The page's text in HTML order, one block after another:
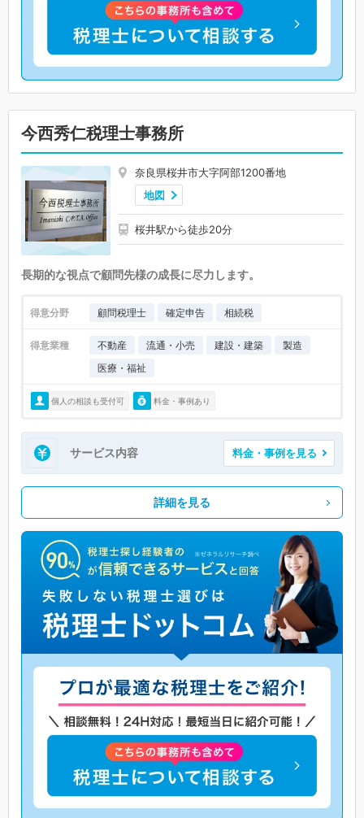
今西秀仁税理士事務所
奈良県桜井市大字阿部1200番地
地図
桜井駅から徒歩20分
長期的な視点で顧問先様の成長に尽力します。
得意分野 顧問税理士 確定申告 相続税
得意業種 不動産 流通・小売 建設・建築
製造
医療・福祉
個人の相談も受付可 料金・事例あり
サービス内容 料金・事例を見る
詳細を見る